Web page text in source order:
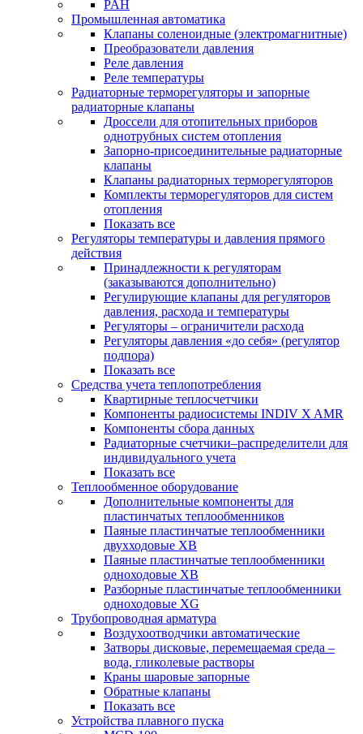
PAH
Промышленная автоматика
Клапаны соленоидные (электромагнитные)
Преобразователи давления
Реле давления
Реле температуры
Радиаторные терморегуляторы и запорные
радиаторные клапаны
Дроссели для отопительных приборов
однотрубных систем отопления
Запорно-присоединительные радиаторные
клапаны
Клапаны радиаторных терморегуляторов
Комплекты терморегуляторов для систем
отопления
Показать все
Регуляторы температуры и давления прямого
действия
Принадлежности к регуляторам
(заказываются дополнительно)
Регулирующие клапаны для регуляторов
давления, расхода и температуры
Регуляторы – ограничители расхода
Регуляторы давления «до себя» (регулятор
подпора)
Показать все
Средства учета теплопотребления
Квартирные теплосчетчики
Компоненты радиосистемы INDIV X AMR
Компоненты сбора данных
Радиаторные счетчики–распределители для
индивидуального учета
Показать все
Теплообменное оборудование
Дополнительные компоненты для
пластинчатых теплообменников
Паяные пластинчатые теплообменники
двухходовые XB
Паяные пластинчатые теплообменники
одноходовые ХВ
Разборные пластинчатые теплообменники
одноходовые ХG
Трубопроводная арматура
Воздухоотводчики автоматические
Затворы дисковые, перемещаемая среда –
вода, гликолевые растворы
Краны шаровые запорные
Обратные клапаны
Показать все
Устройства плавного пуска